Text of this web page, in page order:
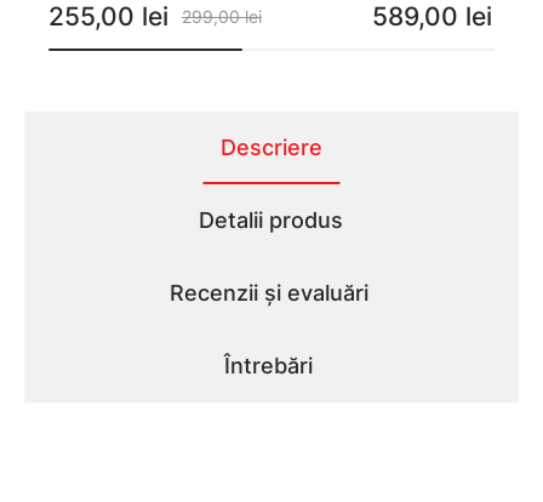
255,00 lei 299,00 lei 589,00 lei
Descriere
Detalii produs
Recenzii și evaluări
Întrebări